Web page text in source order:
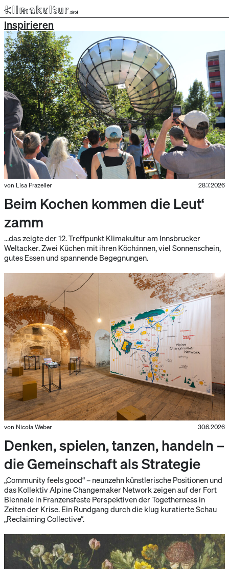
Inspirieren
von Lisa Prazeller 28.7.2026
Beim Kochen kommen die Leut‘
zamm
…das zeigte der 12. Treffpunkt Klimakultur am Innsbrucker
Weltacker. Zwei Küchen mit ihren Köch:innen, viel Sonnenschein,
gutes Essen und spannende Begegnungen.
von Nicola Weber 30.6.2026
Denken, spielen, tanzen, handeln –
die Gemeinschaft als Strategie
„Community feels good“ – neunzehn künstlerische Positionen und
das Kollektiv Alpine Changemaker Network zeigen auf der Fort
Biennale in Franzensfeste Perspektiven der Togetherness in
Zeiten der Krise. Ein Rundgang durch die klug kuratierte Schau
„Reclaiming Collective“.